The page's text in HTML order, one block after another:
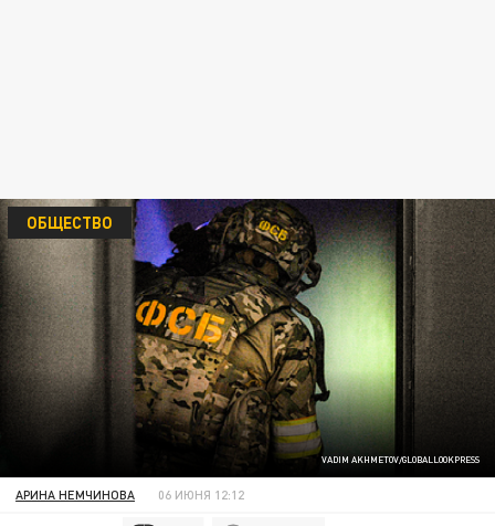
VADIM AKHMETOV/GLOBALLOOKPRESS
ОБЩЕСТВО
АРИНА НЕМЧИНОВА 06 ИЮНЯ 12:12